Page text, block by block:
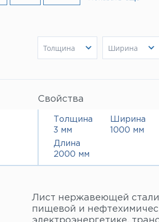
Толщина
2 мм
Ширина
Свойства
Толщина
3 мм
Ширина
1000 мм
Длина
2000 мм
Лист нержавеющей стали
пищевой и